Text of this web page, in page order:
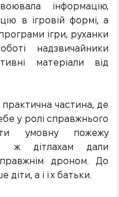
інформацію,
в ігровій формі, а
ігри, руханки
надзвичайники
матеріали від
частина, де
у ролі справжнього
умовну пожежу
ж дітлахам дали
дроном. До
а і їх батьки.